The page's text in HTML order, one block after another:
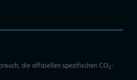
die offiziellen spezifischen CO2-